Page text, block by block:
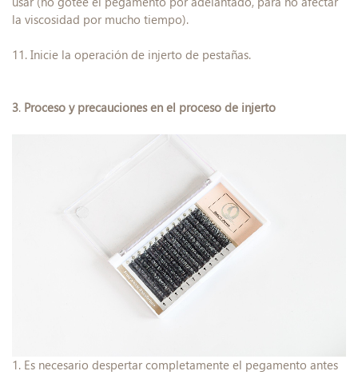
la viscosidad por mucho tiempo).
11. Inicie la operación de injerto de pestañas.
3. Proceso y precauciones en el proceso de injerto
1. Es necesario despertar completamente el pegamento antes